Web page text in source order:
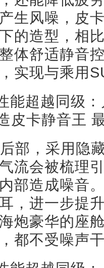
生风噪，皮
的造型，相
体舒适静音
实现与乘用
部，采用隐
流会被梳理
部造成噪音
，进一步提
炮豪华的座
都不受噪声